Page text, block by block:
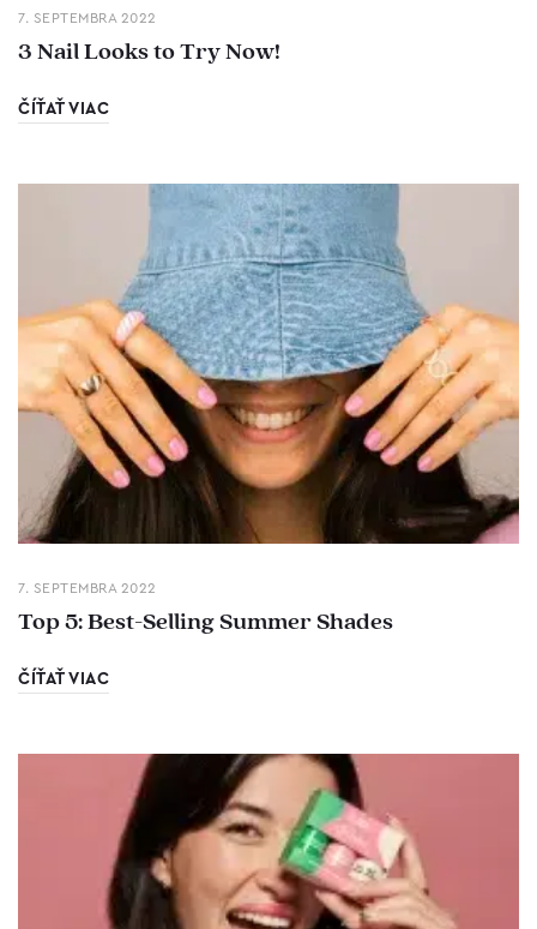
7. SEPTEMBRA 2022
3 Nail Looks to Try Now!
ČÍŤAŤ VIAC
7. SEPTEMBRA 2022
Top 5: Best-Selling Summer Shades
ČÍŤAŤ VIAC